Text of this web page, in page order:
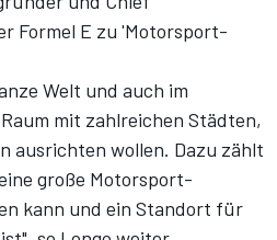
Formel E zu 'Motorsport-
Welt und auch im
mit zahlreichen Städten,
ausrichten wollen. Dazu zählt
große Motorsport-
kann und ein Standort für